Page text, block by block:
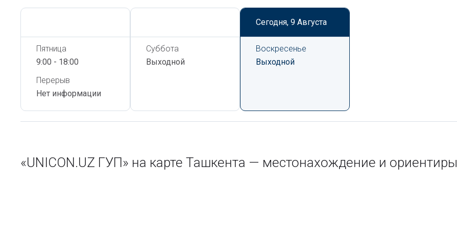
Пятница
9:00 - 18:00
Перерыв
Нет информации
Суббота
Выходной
Сегодня, 9 Августа
Воскресенье
Выходной
«UNICON.UZ ГУП» на карте Ташкента — местонахождение и ориентиры